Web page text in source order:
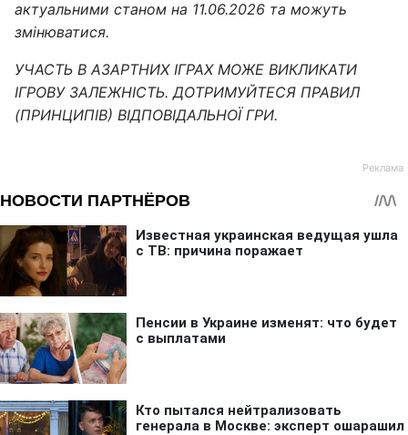
актуальними станом на 11.06.2026 та можуть
змінюватися.
УЧАСТЬ В АЗАРТНИХ ІГРАХ МОЖЕ ВИКЛИКАТИ
ІГРОВУ ЗАЛЕЖНІСТЬ. ДОТРИМУЙТЕСЯ ПРАВИЛ
(ПРИНЦИПІВ) ВІДПОВІДАЛЬНОЇ ГРИ.